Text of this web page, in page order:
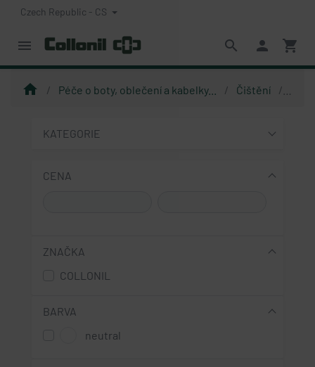
Czech Republic - CS
menu search person shopping_cart
home Péče o boty, oblečení a kabelky... Čištění
KATEGORIE
CENA
ZNAČKA
COLLONIL
BARVA
neutral